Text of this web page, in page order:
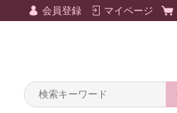
会員登録 マイページ